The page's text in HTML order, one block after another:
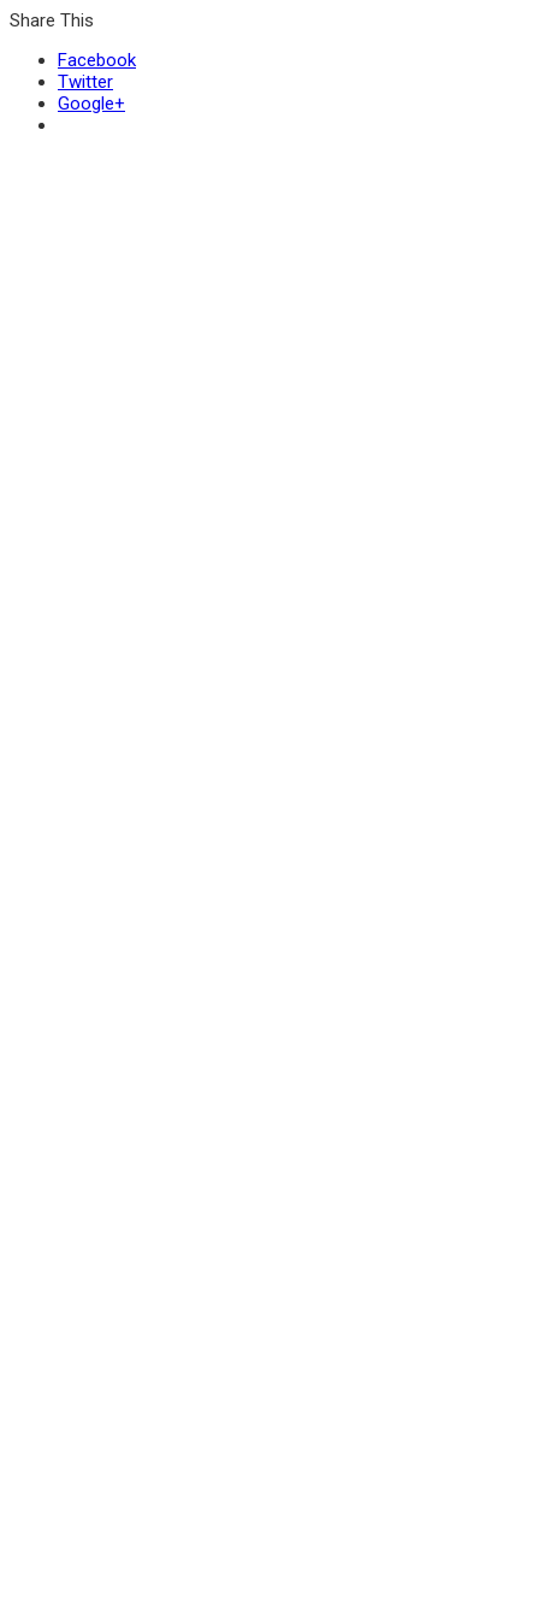
Share This
Facebook
Twitter
Google+